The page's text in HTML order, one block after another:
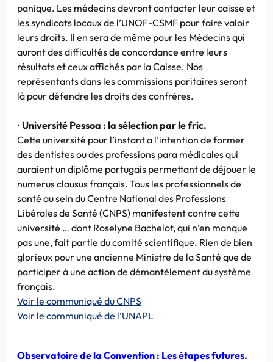
panique. Les médecins devront contacter leur caisse et
les syndicats locaux de l’UNOF-CSMF pour faire valoir
leurs droits. Il en sera de même pour les Médecins qui
auront des difficultés de concordance entre leurs
résultats et ceux affichés par la Caisse. Nos
représentants dans les commissions paritaires seront
là pour défendre les droits des confrères.
• Université Pessoa : la sélection par le fric.
Cette université pour l’instant a l’intention de former
des dentistes ou des professions para médicales qui
auraient un diplôme portugais permettant de déjouer le
numerus clausus français. Tous les professionnels de
santé au sein du Centre National des Professions
Libérales de Santé (CNPS) manifestent contre cette
université … dont Roselyne Bachelot, qui n’en manque
pas une, fait partie du comité scientifique. Rien de bien
glorieux pour une ancienne Ministre de la Santé que de
participer à une action de démantèlement du système
français.
Voir le communiqué du CNPS
Voir le communiqué de l’UNAPL
Observatoire de la Convention : Les étapes futures.